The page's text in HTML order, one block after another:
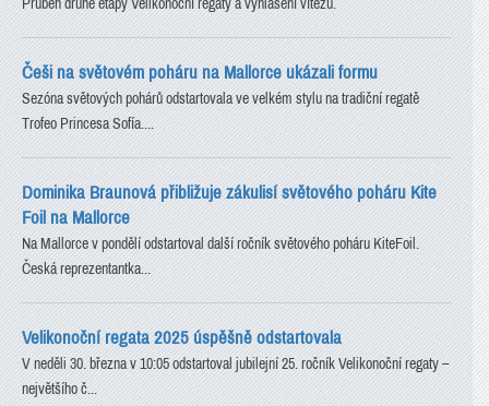
Průběh druhé etapy Velikonoční regaty a vyhlášení vítězů.
Češi na světovém poháru na Mallorce ukázali formu
Sezóna světových pohárů odstartovala ve velkém stylu na tradiční regatě
Trofeo Princesa Sofía....
Dominika Braunová přibližuje zákulisí světového poháru Kite
Foil na Mallorce
Na Mallorce v pondělí odstartoval další ročník světového poháru KiteFoil.
Česká reprezentantka...
Velikonoční regata 2025 úspěšně odstartovala
V neděli 30. března v 10:05 odstartoval jubilejní 25. ročník Velikonoční regaty –
největšího č...